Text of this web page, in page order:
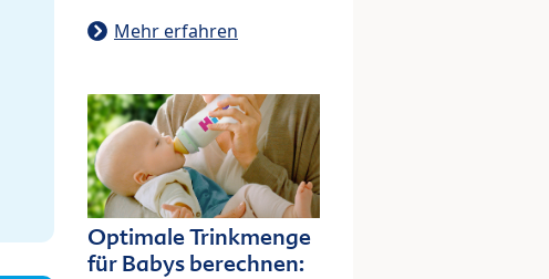
Mehr erfahren
Optimale Trinkmenge
für Babys berechnen: